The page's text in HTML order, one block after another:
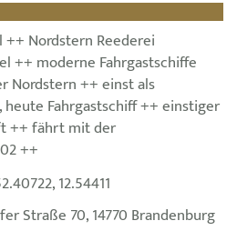
Nordstern Reederei
++ moderne Fahrgastschiffe
Nordstern ++ einst als
Fahrgastschiff ++ einstiger
++ fährt mit der
++
12.54411
Straße 70, 14770 Brandenburg